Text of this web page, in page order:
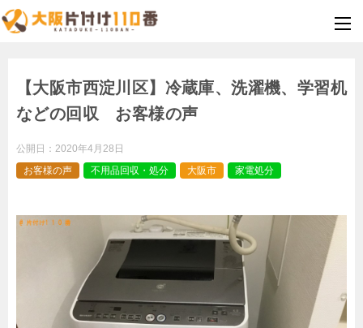
【大阪市西淀川区】冷蔵庫、洗濯機、学習机
などの回収 お客様の声
公開日： 2020年4月28日
お客様の声
不用品回収・処分 大阪市 家電処分